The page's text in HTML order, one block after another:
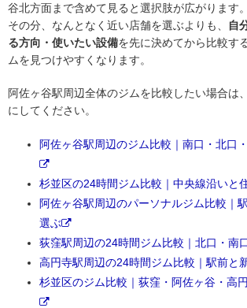
谷北方面まで含めて見ると選択肢が広がります。
その分、なんとなく近い店舗を選ぶよりも、
自
る方向・使いたい設備を先に決めてから比較す
ムを見つけやすくなります。
阿佐ヶ谷駅周辺全体のジムを比較したい場合は
にしてください。
阿佐ヶ谷駅周辺のジム比較｜南口・北口
杉並区の24時間ジム比較｜中央線沿いと
阿佐ヶ谷駅周辺のパーソナルジム比較｜
選ぶ
荻窪駅周辺の24時間ジム比較｜北口・南
高円寺駅周辺の24時間ジム比較｜駅前と
杉並区のジム比較｜荻窪・阿佐ヶ谷・高